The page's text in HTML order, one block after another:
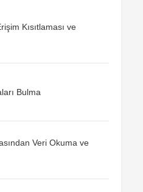
Kısıtlaması ve
Bulma
Veri Okuma ve